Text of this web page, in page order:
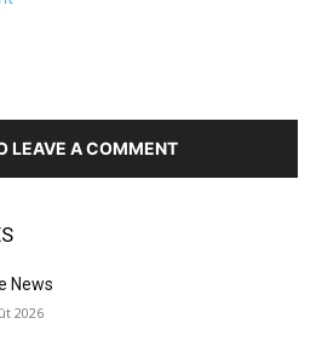
LEAVE A COMMENT
News
2026